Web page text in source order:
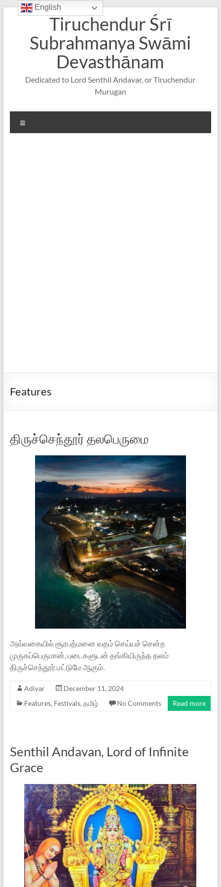
Tiruchendur Śrī
Subrahmanya Swāmi
Devasthānam
Dedicated to Lord Senthil Andavar, or Tiruchendur
Murugan
Features
திருச்செந்தூர் தலபெருமை
அவ்வகையில் சூரபத்மனை வதம் செய்யச் சென்ற
முருகப்பெருமான், படைகளுடன் தங்கியிருந்த தலம்
திருச்செந்தூர் மட்டுமே ஆகும்.
Adiyar
December 11, 2024
Features, Festivals, தமிழ் No Comments Read more
Senthil Andavan, Lord of Infinite
Grace
English